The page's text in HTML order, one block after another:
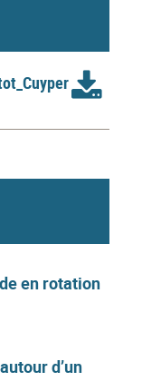
en rotation
d’un